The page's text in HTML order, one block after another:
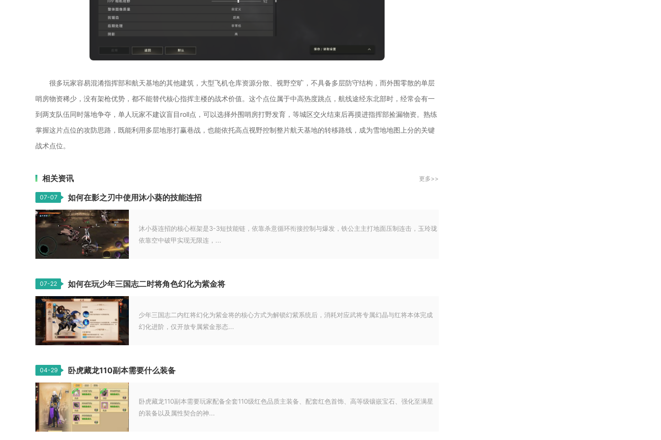
很多玩家容易混淆指挥部和航天基地的其他建筑，大型飞机仓库资源分散、视野空旷，不具备多层防守结构，而外围零散的单层
哨房物资稀少，没有架枪优势，都不能替代核心指挥主楼的战术价值。这个点位属于中高热度跳点，航线途经东北部时，经常会有一
到两支队伍同时落地争夺，单人玩家不建议盲目roll点，可以选择外围哨房打野发育，等城区交火结束后再摸进指挥部捡漏物资。熟练
掌握这片点位的攻防思路，既能利用多层地形打赢巷战，也能依托高点视野控制整片航天基地的转移路线，成为雪地地图上分的关键
战术点位。
相关资讯 更多>>
07-07 如何在影之刃中使用沐小葵的技能连招
沐小葵连招的核心框架是3-3短技能链，依靠杀意循环衔接控制与爆发，铁公主主打地面压制连击，玉玲珑
依靠空中破甲实现无限连，...
07-22 如何在玩少年三国志二时将角色幻化为紫金将
少年三国志二内红将幻化为紫金将的核心方式为解锁幻紫系统后，消耗对应武将专属幻晶与红将本体完成
幻化进阶，仅开放专属紫金形态...
04-29 卧虎藏龙110副本需要什么装备
卧虎藏龙110副本需要玩家配备全套110级红色品质主装备、配套红色首饰、高等级镶嵌宝石、强化至满星
的装备以及属性契合的神...